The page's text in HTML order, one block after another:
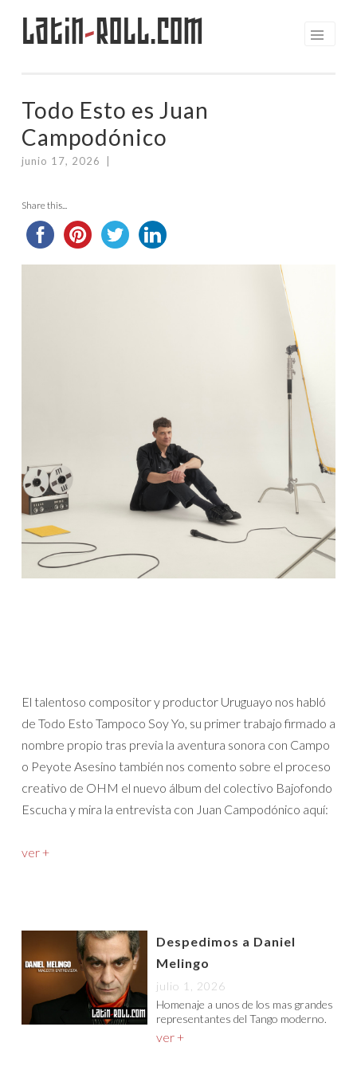
Saltar
Latin-Roll.com
Todo Esto es Juan
Campodónico
junio 17, 2026
Share this...
El talentoso compositor y productor Uruguayo nos habló
de Todo Esto Tampoco Soy Yo, su primer trabajo firmado a
nombre propio tras previa la aventura sonora con Campo
o Peyote Asesino también nos comento sobre el proceso
creativo de OHM el nuevo álbum del colectivo Bajofondo
Escucha y mira la entrevista con Juan Campodónico aquí:
ver +
Despedimos a Daniel
Melingo
julio 1, 2026
Homenaje a unos de los mas grandes
representantes del Tango moderno.
ver +